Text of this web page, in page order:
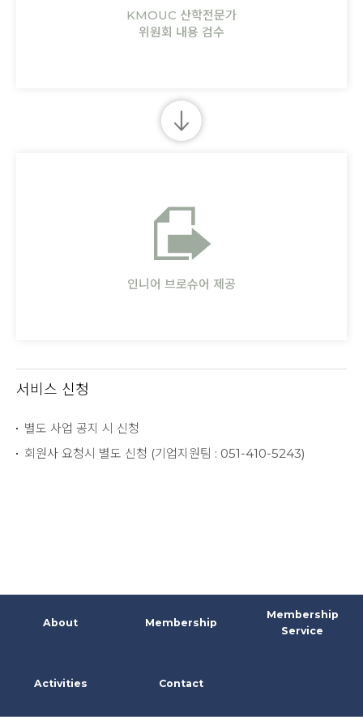
KMOUC 산학전문가
위원회 내용 검수
인니어 브로슈어 제공
서비스 신청
별도 사업 공지 시 신청
회원사 요청시 별도 신청 (기업지원팀 : 051-410-5243)
About Membership
Membership
Service
Activities Contact